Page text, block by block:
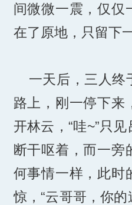
间微微一震，仅仅
在了原地，只留下
一天后，三人终
路上，刚一停下来
开林云，“哇~”只
断干呕着，而一旁
何事情一样，此时
惊，“云哥哥，你